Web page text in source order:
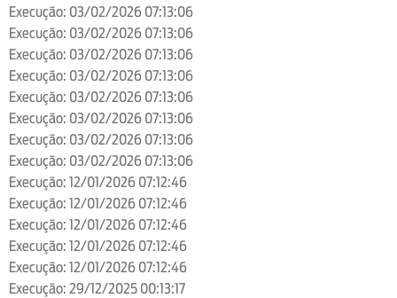
Execução: 03/02/2026 07:13:06
Execução: 03/02/2026 07:13:06
Execução: 03/02/2026 07:13:06
Execução: 03/02/2026 07:13:06
Execução: 03/02/2026 07:13:06
Execução: 03/02/2026 07:13:06
Execução: 03/02/2026 07:13:06
Execução: 03/02/2026 07:13:06
Execução: 12/01/2026 07:12:46
Execução: 12/01/2026 07:12:46
Execução: 12/01/2026 07:12:46
Execução: 12/01/2026 07:12:46
Execução: 12/01/2026 07:12:46
Execução: 29/12/2025 00:13:17